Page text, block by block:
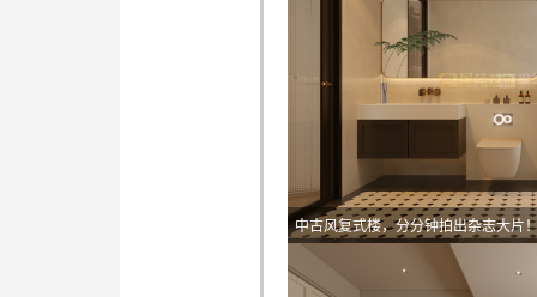
中古风复式楼，分分钟拍出杂志大片